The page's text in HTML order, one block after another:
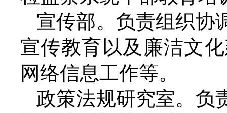
宣传部。负责组织协
宣传教育以及廉洁文
网络信息工作等。
政策法规研究室。负